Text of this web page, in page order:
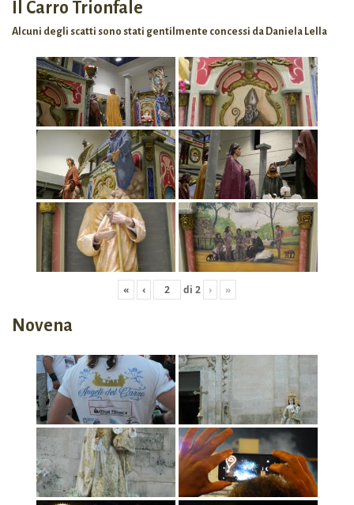
Il Carro Trionfale
Alcuni degli scatti sono stati gentilmente concessi da Daniela Lella
« ‹ di 2 › »
Novena